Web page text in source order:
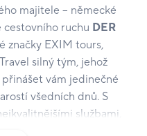
majitele – německé
cestovního ruchu DER
značky EXIM tours,
silný tým, jehož
vám jedinečné
všedních dnů. S
službami,